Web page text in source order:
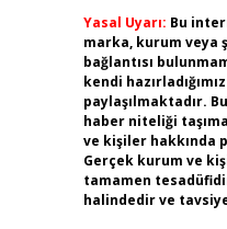
Yasal Uyarı: Bu
marka, kurum veya
bağlantısı
kendi
paylaşılmaktadır.
haber niteliği
ve kişiler hakkında
Gerçek kurum ve
tamamen
halindedir ve